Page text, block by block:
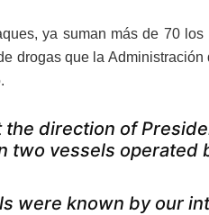
ya suman más de 70
drogas que la
the direction of
two vessels operated
were known by our